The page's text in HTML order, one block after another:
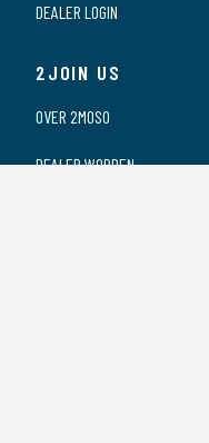
DEALER LOGIN
2JOIN US
OVER 2MOSO
DEALER WORDEN